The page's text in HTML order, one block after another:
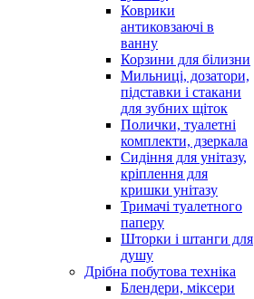
Коврики
антиковзаючі в
ванну
Корзини для білизни
Мильниці, дозатори,
підставки і стакани
для зубних щіток
Полички, туалетні
комплекти, дзеркала
Сидіння для унітазу,
кріплення для
кришки унітазу
Тримачі туалетного
паперу
Шторки і штанги для
душу
Дрібна побутова техніка
Блендери, міксери